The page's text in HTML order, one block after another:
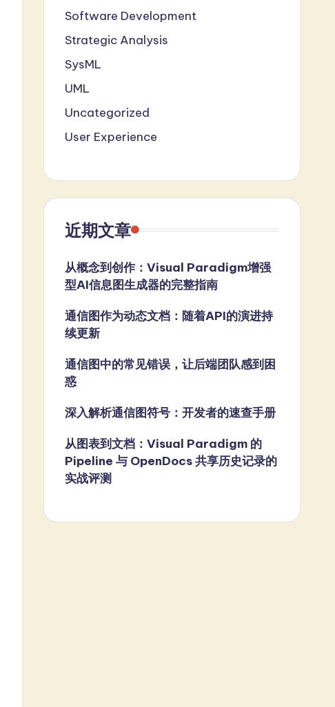
Software Development
Strategic Analysis
SysML
UML
Uncategorized
User Experience
近期文章
从概念到创作：Visual Paradigm增强
型AI信息图生成器的完整指南
通信图作为动态文档：随着API的演进持
续更新
通信图中的常见错误，让后端团队感到困
惑
深入解析通信图符号：开发者的速查手册
从图表到文档：Visual Paradigm 的
Pipeline 与 OpenDocs 共享历史记录的
实战评测